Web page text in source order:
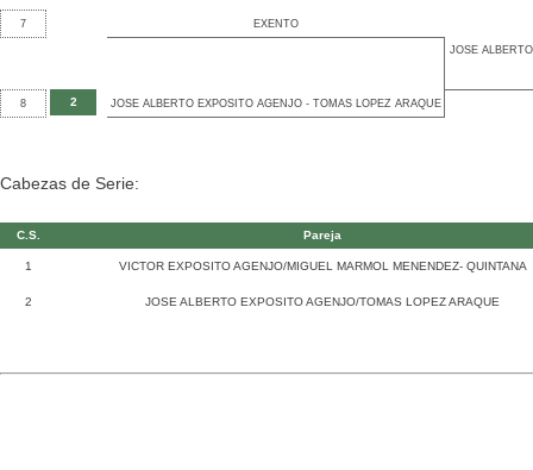
7 EXENTO
JOSE
8 2 JOSE ALBERTO EXPOSITO AGENJO - TOMAS LOPEZ ARAQUE
Cabezas de Serie:
C.S. Pareja
1 VICTOR EXPOSITO AGENJO/MIGUEL MARMOL MENENDEZ- QUINTANA
2 JOSE ALBERTO EXPOSITO AGENJO/TOMAS LOPEZ ARAQUE